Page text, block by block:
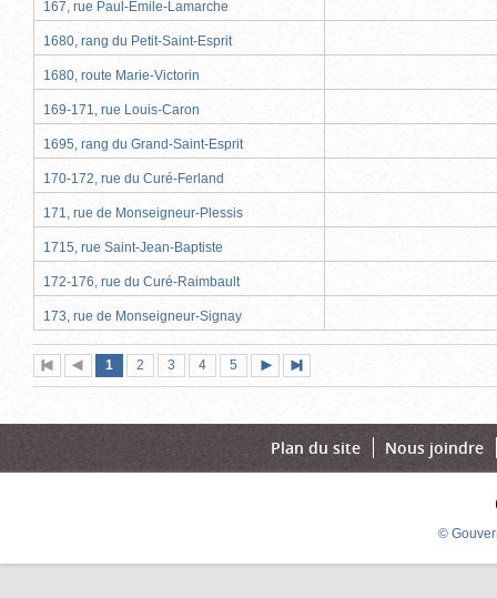
167, rue Paul-Émile-Lamarche
1680, rang du Petit-Saint-Esprit
1680, route Marie-Victorin
169-171, rue Louis-Caron
1695, rang du Grand-Saint-Esprit
170-172, rue du Curé-Ferland
171, rue de Monseigneur-Plessis
1715, rue Saint-Jean-Baptiste
172-176, rue du Curé-Raimbault
173, rue de Monseigneur-Signay
Première
page
Page
précédente
Page
1 (page
actuelle)
Page
2 Page
3 Page
4 Page
5
suivante
page
Plan du site Nous joindre
©